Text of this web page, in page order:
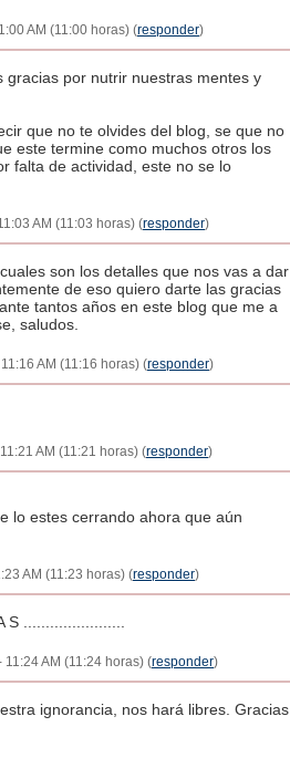
AM (11:00 horas) (responder)
gracias por nutrir nuestras mentes y
que no te olvides del blog, se que no
este termine como muchos otros los
falta de actividad, este no se lo
AM (11:03 horas) (responder)
son los detalles que nos vas a dar
de eso quiero darte las gracias
tantos años en este blog que me a
saludos.
AM (11:16 horas) (responder)
AM (11:21 horas) (responder)
lo estes cerrando ahora que aún
AM (11:23 horas) (responder)
S .......................
AM (11:24 horas) (responder)
ignorancia, nos hará libres. Gracias